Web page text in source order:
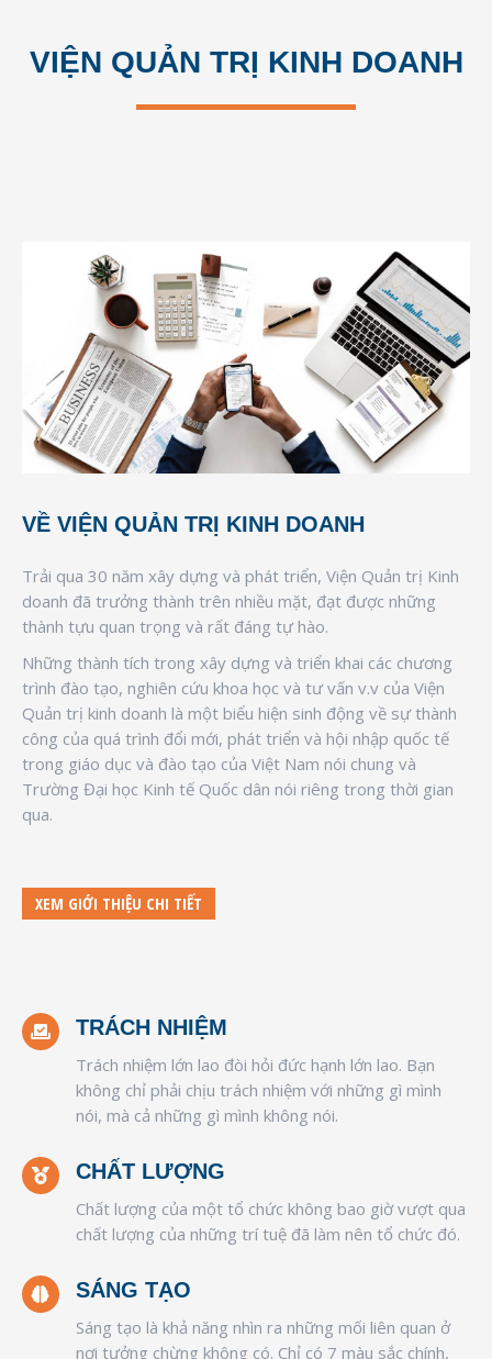
VIỆN QUẢN TRỊ KINH DOANH
VỀ VIỆN QUẢN TRỊ KINH DOANH
Trải qua 30 năm xây dựng và phát triển, Viện Quản trị Kinh
doanh đã trưởng thành trên nhiều mặt, đạt được những
thành tựu quan trọng và rất đáng tự hào.
Những thành tích trong xây dựng và triển khai các chương
trình đào tạo, nghiên cứu khoa học và tư vấn v.v của Viện
Quản trị kinh doanh là một biểu hiện sinh động về sự thành
công của quá trình đổi mới, phát triển và hội nhập quốc tế
trong giáo dục và đào tạo của Việt Nam nói chung và
Trường Đại học Kinh tế Quốc dân nói riêng trong thời gian
qua.
XEM GIỚI THIỆU CHI TIẾT
TRÁCH NHIỆM
Trách nhiệm lớn lao đòi hỏi đức hạnh lớn lao. Bạn
không chỉ phải chịu trách nhiệm với những gì mình
nói, mà cả những gì mình không nói.
CHẤT LƯỢNG
Chất lượng của một tổ chức không bao giờ vượt qua
chất lượng của những trí tuệ đã làm nên tổ chức đó.
SÁNG TẠO
Sáng tạo là khả năng nhìn ra những mối liên quan ở
nơi tưởng chừng không có. Chỉ có 7 màu sắc chính,